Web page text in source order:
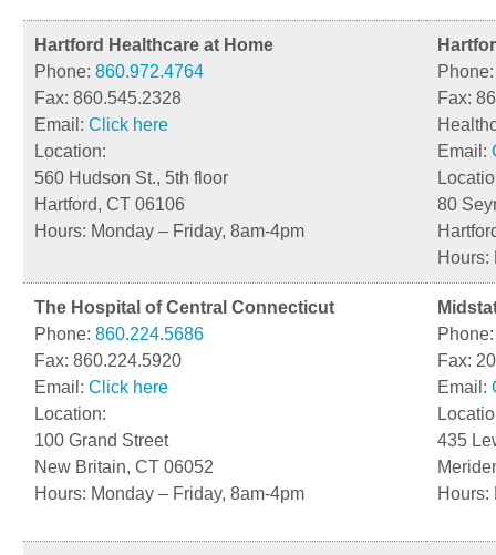
Hartford Healthcare at Home
Phone: 860.972.4764
Fax: 860.545.2328
Email: Click here
Location:
560 Hudson St., 5th floor
Hartford, CT 06106
Hours: Monday – Friday, 8am-4pm
Fax:
Email:
80
Hours:
The Hospital of Central Connecticut
Phone: 860.224.5686
Fax: 860.224.5920
Email: Click here
Location:
100 Grand Street
New Britain, CT 06052
Hours: Monday – Friday, 8am-4pm
Fax:
Email:
435
Hours: